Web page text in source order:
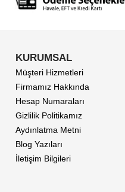
KURUMSAL
Müşteri Hizmetleri
Firmamız Hakkında
Hesap Numaraları
Gizlilik Politikamız
Aydınlatma Metni
Blog Yazıları
İletişim Bilgileri